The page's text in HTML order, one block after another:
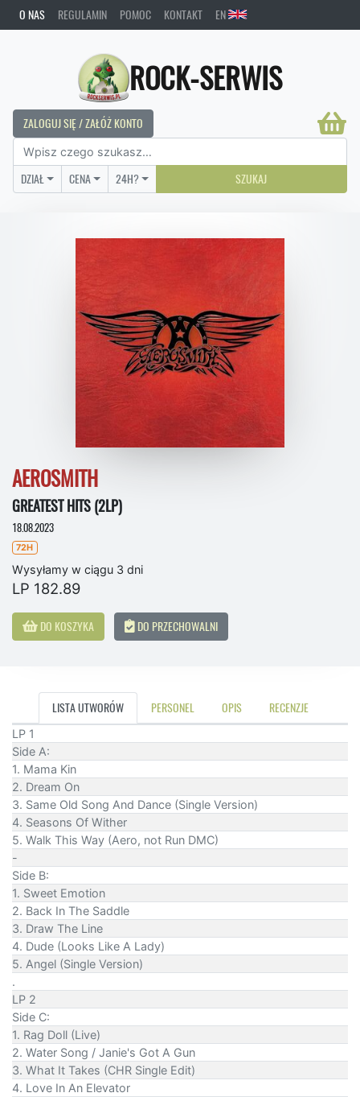
O NAS REGULAMIN POMOC KONTAKT EN
ROCK-SERWIS
ZALOGUJ SIĘ / ZAŁÓŻ KONTO
DZIAŁ CENA 24H? SZUKAJ
AEROSMITH
GREATEST HITS (2LP)
18.08.2023
72H
Wysyłamy w ciągu 3 dni
LP 182.89
DO KOSZYKA DO PRZECHOWALNI
LISTA UTWORÓW PERSONEL OPIS RECENZJE
LP 1
Side A:
1. Mama Kin
2. Dream On
3. Same Old Song And Dance (Single Version)
4. Seasons Of Wither
5. Walk This Way (Aero, not Run DMC)
-
Side B:
1. Sweet Emotion
2. Back In The Saddle
3. Draw The Line
4. Dude (Looks Like A Lady)
5. Angel (Single Version)
.
LP 2
Side C:
1. Rag Doll (Live)
2. Water Song / Janie's Got A Gun
3. What It Takes (CHR Single Edit)
4. Love In An Elevator